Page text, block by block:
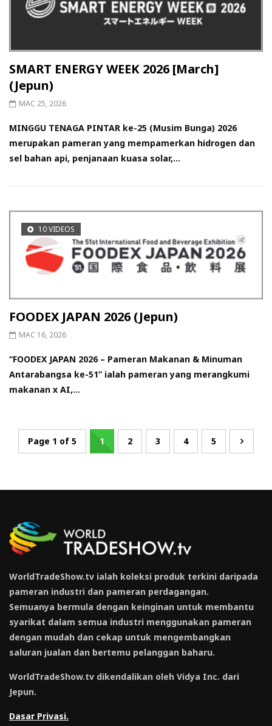
SMART ENERGY WEEK 2026 [March]
(Jepun)
MAC 25, 2026
MINGGU TENAGA PINTAR ke-25 (Musim Bunga) 2026
merupakan pameran yang mempamerkan hidrogen dan
sel bahan api, penjanaan kuasa solar,...
10 VIDEOS
FOODEX JAPAN 2026 (Jepun)
MAC 16, 2026
“FOODEX JAPAN 2026 – Pameran Makanan & Minuman
Antarabangsa ke-51” ialah pameran yang merangkumi
makanan x AI,...
Page 1 of 5 1 2 3 4 5
WorldTradeShow.tv ialah koleksi produk terkini daripada
pameran industri dan pameran perdagangan.
Semuanya bermula dengan keinginan untuk membantu
syarikat dalam semua industri menggunakan pameran
dengan mudah dan cekap untuk mengembangkan
saluran jualan dan bertemu pelanggan baharu.
WorldTradeShow.tv dikendalikan oleh Vidya Inc. dari
Jepun.
Dasar Privasi.